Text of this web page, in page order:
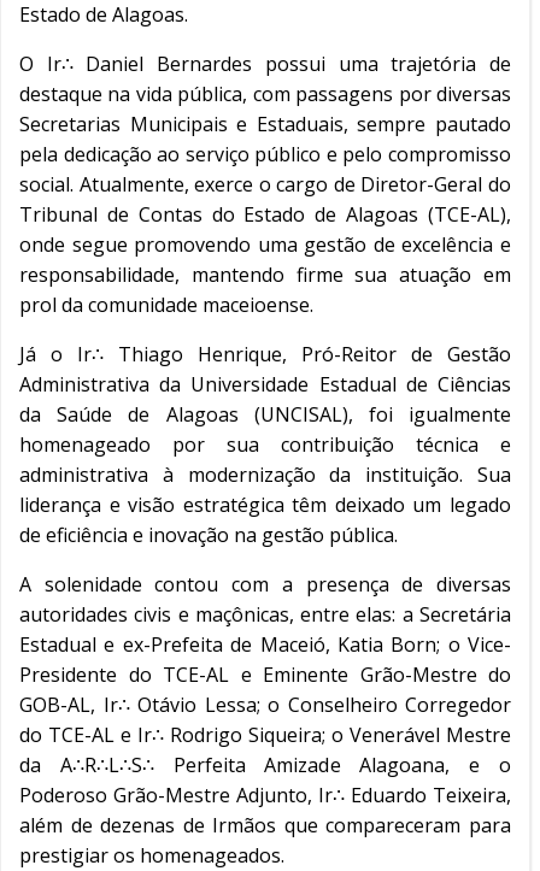
Estado de Alagoas.
O Ir∴ Daniel Bernardes possui uma trajetória de
destaque na vida pública, com passagens por diversas
Secretarias Municipais e Estaduais, sempre pautado
pela dedicação ao serviço público e pelo compromisso
social. Atualmente, exerce o cargo de Diretor-Geral do
Tribunal de Contas do Estado de Alagoas (TCE-AL),
onde segue promovendo uma gestão de excelência e
responsabilidade, mantendo firme sua atuação em
prol da comunidade maceioense.
Já o Ir∴ Thiago Henrique, Pró-Reitor de Gestão
Administrativa da Universidade Estadual de Ciências
da Saúde de Alagoas (UNCISAL), foi igualmente
homenageado por sua contribuição técnica e
administrativa à modernização da instituição. Sua
liderança e visão estratégica têm deixado um legado
de eficiência e inovação na gestão pública.
A solenidade contou com a presença de diversas
autoridades civis e maçônicas, entre elas: a Secretária
Estadual e ex-Prefeita de Maceió, Katia Born; o Vice-
Presidente do TCE-AL e Eminente Grão-Mestre do
GOB-AL, Ir∴ Otávio Lessa; o Conselheiro Corregedor
do TCE-AL e Ir∴ Rodrigo Siqueira; o Venerável Mestre
da A∴R∴L∴S∴ Perfeita Amizade Alagoana, e o
Poderoso Grão-Mestre Adjunto, Ir∴ Eduardo Teixeira,
além de dezenas de Irmãos que compareceram para
prestigiar os homenageados.